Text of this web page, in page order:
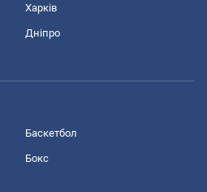
Харків
Дніпро
Баскетбол
Бокс